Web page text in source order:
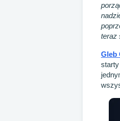
teraz
Gleb